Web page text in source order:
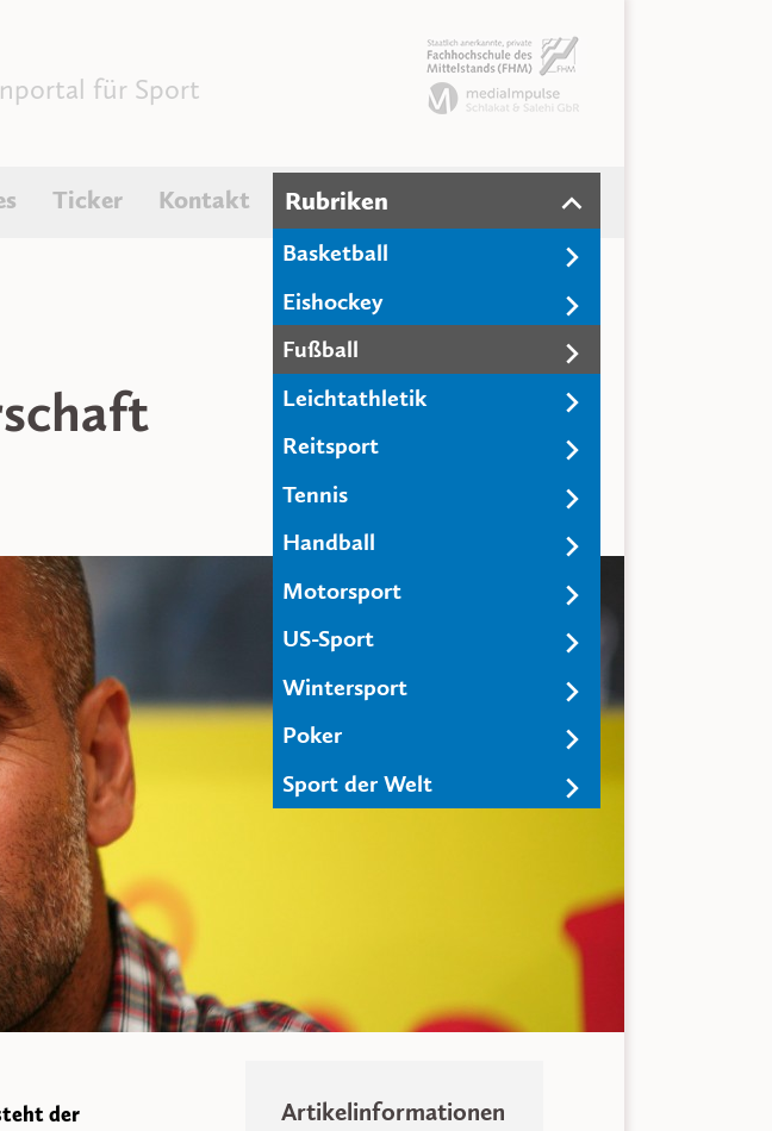
für Sport
Ticker Kontakt Rubriken
Basketball
Eishockey
Fußball
Leichtathletik
Reitsport
Tennis
Handball
Motorsport
US-Sport
Wintersport
Poker
Sport der Welt
der
Artikelinformationen